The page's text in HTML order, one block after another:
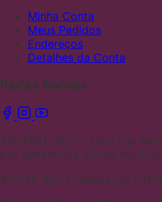
Minha Conta
Meus Pedidos
Endereços
Detalhes da Conta
Redes Sociais
ABCFRALDAS — Uma loja
por Metaminds Studio
©2026 Abc Fraldas Ltda